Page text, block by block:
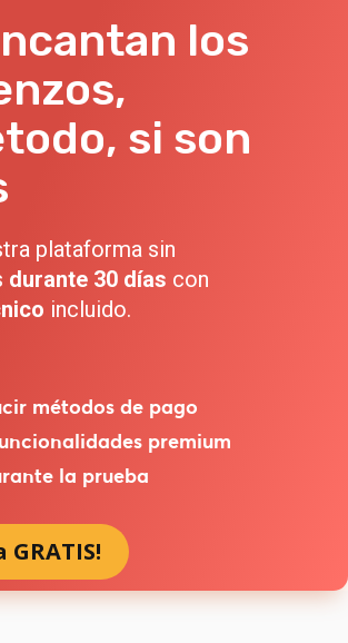
los
si son
plataforma sin
durante 30 días con
incluido.
métodos de pago
premium
la prueba
GRATIS!